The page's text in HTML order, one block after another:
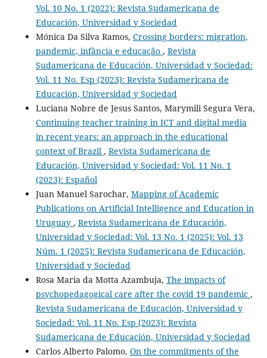
Vol. 10 No. 1 (2022): Revista Sudamericana de
Educación, Universidad y Sociedad
Mónica Da Silva Ramos, Crossing borders: migration,
pandemic, infância e educação , Revista
Sudamericana de Educación, Universidad y Sociedad:
Vol. 11 No. Esp (2023): Revista Sudamericana de
Educación, Universidad y Sociedad
Luciana Nobre de Jesus Santos, Marymili Segura Vera,
Continuing teacher training in ICT and digital media
in recent years: an approach in the educational
context of Brazil , Revista Sudamericana de
Educación, Universidad y Sociedad: Vol. 11 No. 1
(2023): Español
Juan Manuel Sarochar, Mapping of Academic
Publications on Artificial Intelligence and Education in
Uruguay , Revista Sudamericana de Educación,
Universidad y Sociedad: Vol. 13 No. 1 (2025): Vol. 13
Núm. 1 (2025): Revista Sudamericana de Educación,
Universidad y Sociedad
Rosa Maria da Motta Azambuja, The impacts of
psychopedagogical care after the covid 19 pandemic ,
Revista Sudamericana de Educación, Universidad y
Sociedad: Vol. 11 No. Esp (2023): Revista
Sudamericana de Educación, Universidad y Sociedad
Carlos Alberto Palomo, On the commitments of the